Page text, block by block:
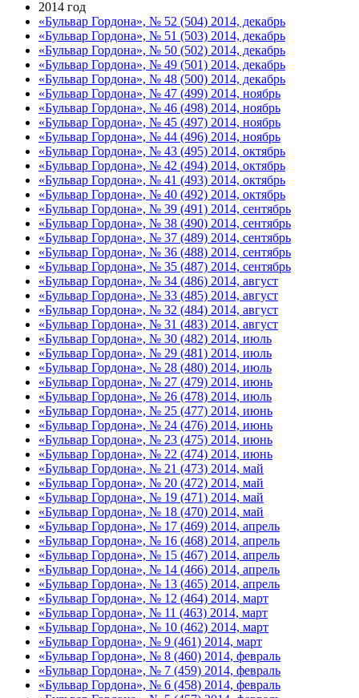
2014 год
«Бульвар Гордона», № 52 (504) 2014, декабрь
«Бульвар Гордона», № 51 (503) 2014, декабрь
«Бульвар Гордона», № 50 (502) 2014, декабрь
«Бульвар Гордона», № 49 (501) 2014, декабрь
«Бульвар Гордона», № 48 (500) 2014, декабрь
«Бульвар Гордона», № 47 (499) 2014, ноябрь
«Бульвар Гордона», № 46 (498) 2014, ноябрь
«Бульвар Гордона», № 45 (497) 2014, ноябрь
«Бульвар Гордона», № 44 (496) 2014, ноябрь
«Бульвар Гордона», № 43 (495) 2014, октябрь
«Бульвар Гордона», № 42 (494) 2014, октябрь
«Бульвар Гордона», № 41 (493) 2014, октябрь
«Бульвар Гордона», № 40 (492) 2014, октябрь
«Бульвар Гордона», № 39 (491) 2014, сентябрь
«Бульвар Гордона», № 38 (490) 2014, сентябрь
«Бульвар Гордона», № 37 (489) 2014, сентябрь
«Бульвар Гордона», № 36 (488) 2014, сентябрь
«Бульвар Гордона», № 35 (487) 2014, сентябрь
«Бульвар Гордона», № 34 (486) 2014, август
«Бульвар Гордона», № 33 (485) 2014, август
«Бульвар Гордона», № 32 (484) 2014, август
«Бульвар Гордона», № 31 (483) 2014, август
«Бульвар Гордона», № 30 (482) 2014, июль
«Бульвар Гордона», № 29 (481) 2014, июль
«Бульвар Гордона», № 28 (480) 2014, июль
«Бульвар Гордона», № 27 (479) 2014, июнь
«Бульвар Гордона», № 26 (478) 2014, июль
«Бульвар Гордона», № 25 (477) 2014, июнь
«Бульвар Гордона», № 24 (476) 2014, июнь
«Бульвар Гордона», № 23 (475) 2014, июнь
«Бульвар Гордона», № 22 (474) 2014, июнь
«Бульвар Гордона», № 21 (473) 2014, май
«Бульвар Гордона», № 20 (472) 2014, май
«Бульвар Гордона», № 19 (471) 2014, май
«Бульвар Гордона», № 18 (470) 2014, май
«Бульвар Гордона», № 17 (469) 2014, апрель
«Бульвар Гордона», № 16 (468) 2014, апрель
«Бульвар Гордона», № 15 (467) 2014, апрель
«Бульвар Гордона», № 14 (466) 2014, апрель
«Бульвар Гордона», № 13 (465) 2014, апрель
«Бульвар Гордона», № 12 (464) 2014, март
«Бульвар Гордона», № 11 (463) 2014, март
«Бульвар Гордона», № 10 (462) 2014, март
«Бульвар Гордона», № 9 (461) 2014, март
«Бульвар Гордона», № 8 (460) 2014, февраль
«Бульвар Гордона», № 7 (459) 2014, февраль
«Бульвар Гордона», № 6 (458) 2014, февраль